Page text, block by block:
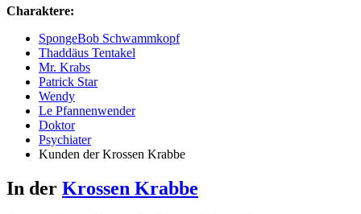
Charaktere:
SpongeBob Schwammkopf
Thaddäus Tentakel
Mr. Krabs
Patrick Star
Wendy
Le Pfannenwender
Doktor
Psychiater
Kunden der Krossen Krabbe
In der Krossen Krabbe